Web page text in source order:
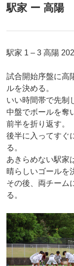
駅家 ー 高陽
駅家 1 – 3 高陽
試合開始序盤に高
ルを決める。
いい時間帯で先制
中盤でボールを奪
前半を折り返す。
後半に入ってすぐ
る。
あきらめない駅家
晴らしいゴールを
その後、両チーム
る。